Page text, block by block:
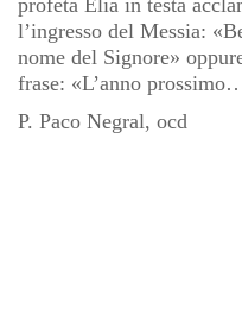
profeta Elia in testa
l’ingresso del Messia:
nome del Signore»
frase: «L’anno
P. Paco Negral, ocd